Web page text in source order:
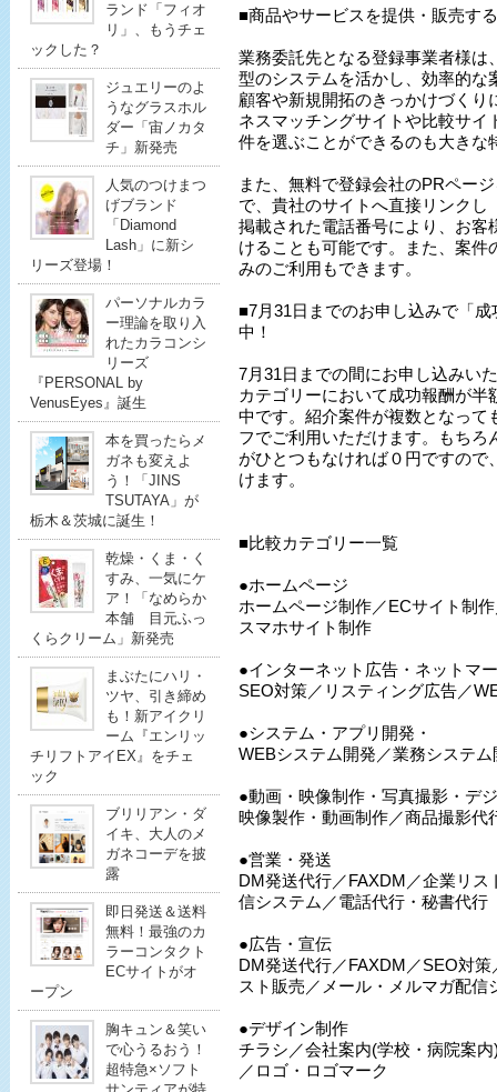
ランド「フィオ
リ」、もうチェ
ックした？
ジュエリーのよ
うなグラスホル
ダー「宙ノカタ
チ」新発売
人気のつけまつ
げブランド
「Diamond
Lash」に新シ
リーズ登場！
パーソナルカラ
ー理論を取り入
れたカラコンシ
リーズ
『PERSONAL by
VenusEyes』誕生
本を買ったらメ
ガネも変えよ
う！「JINS
TSUTAYA」が
栃木＆茨城に誕生！
乾燥・くま・く
すみ、一気にケ
ア！「なめらか
本舗 目元ふっ
くらクリーム」新発売
まぶたにハリ・
ツヤ、引き締め
も！新アイクリ
ーム『エンリッ
チリフトアイEX』をチェ
ック
ブリリアン・ダ
イキ、大人のメ
ガネコーデを披
露
即日発送＆送料
無料！最強のカ
ラーコンタクト
ECサイトがオ
ープン
胸キュン＆笑い
で心うるおう！
超特急×ソフト
■商品やサービスを提供・販売す
業務委託先となる登録事業者様は
型のシステムを活かし、効率的な
顧客や新規開拓のきっかけづくり
ネスマッチングサイトや比較サイ
件を選ぶことができるのも大きな
また、無料で登録会社のPRペー
で、貴社のサイトへ直接リンクし
掲載された電話番号により、お客
けることも可能です。また、案件
みのご利用もできます。
■7月31日までのお申し込みで「
中！
7月31日までの間にお申し込みい
カテゴリーにおいて成功報酬が半
中です。紹介案件が複数となって
フでご利用いただけます。もちろ
がひとつもなければ０円ですので
けます。
■比較カテゴリー一覧
●ホームページ
ホームページ制作／ECサイト制
スマホサイト制作
●インターネット広告・ネットマ
SEO対策／リスティング広告／
●システム・アプリ開発・
WEBシステム開発／業務システ
●動画・映像制作・写真撮影・デ
映像製作・動画制作／商品撮影代
●営業・発送
DM発送代行／FAXDM／企業リ
信システム／電話代行・秘書代行
●広告・宣伝
DM発送代行／FAXDM／SEO対
スト販売／メール・メルマガ配信
●デザイン制作
チラシ／会社案内(学校・病院案
／ロゴ・ロゴマーク